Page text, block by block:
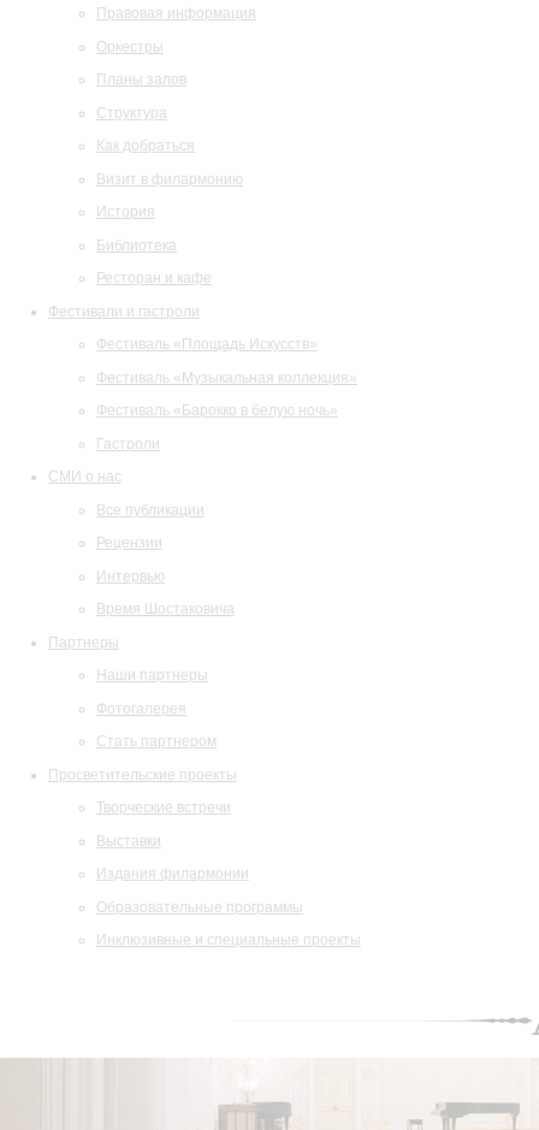
Правовая информация
Оркестры
Планы залов
Структура
Как добраться
Визит в филармонию
История
Библиотека
Ресторан и кафе
Фестивали и гастроли
Фестиваль «Площадь Искусств»
Фестиваль «Музыкальная коллекция»
Фестиваль «Барокко в белую ночь»
Гастроли
СМИ о нас
Все публикации
Рецензии
Интервью
Время Шостаковича
Партнеры
Наши партнеры
Фотогалерея
Стать партнером
Просветительские проекты
Творческие встречи
Выставки
Издания филармонии
Образовательные программы
Инклюзивные и специальные проекты